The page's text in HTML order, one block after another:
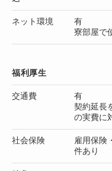
ネット環境
有
寮部屋で
福利厚生
交通費
有
契約延長
の実費に
社会保険
雇用保険
件あり